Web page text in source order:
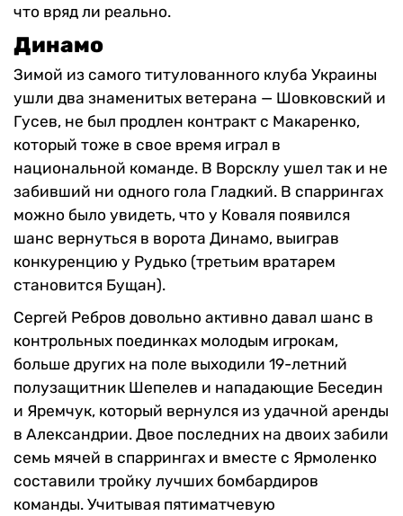
что вряд ли реально.
Динамо
Зимой из самого титулованного клуба Украины
ушли два знаменитых ветерана — Шовковский и
Гусев, не был продлен контракт с Макаренко,
который тоже в свое время играл в
национальной команде. В Ворсклу ушел так и не
забивший ни одного гола Гладкий. В спаррингах
можно было увидеть, что у Коваля появился
шанс вернуться в ворота Динамо, выиграв
конкуренцию у Рудько (третьим вратарем
становится Бущан).
Сергей Ребров довольно активно давал шанс в
контрольных поединках молодым игрокам,
больше других на поле выходили 19-летний
полузащитник Шепелев и нападающие Беседин
и Яремчук, который вернулся из удачной аренды
в Александрии. Двое последних на двоих забили
семь мячей в спаррингах и вместе с Ярмоленко
составили тройку лучших бомбардиров
команды. Учитывая пятиматчевую